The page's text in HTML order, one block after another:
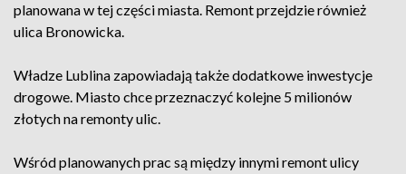
planowana w tej części miasta. Remont przejdzie również
ulica Bronowicka.
Władze Lublina zapowiadają także dodatkowe inwestycje
drogowe. Miasto chce przeznaczyć kolejne 5 milionów
złotych na remonty ulic.
Wśród planowanych prac są między innymi remont ulicy